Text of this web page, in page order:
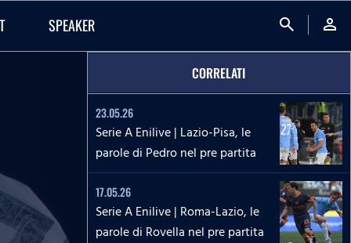
SPEAKER search person
CORRELATI
23.05.26
Serie A Enilive | Lazio-Pisa, le
parole di Pedro nel pre partita
17.05.26
Serie A Enilive | Roma-Lazio, le
parole di Rovella nel pre partita